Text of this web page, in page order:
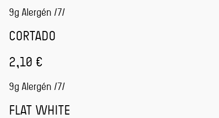
9g Alergén /7/
CORTADO
2,10 €
9g Alergén /7/
FLAT WHITE